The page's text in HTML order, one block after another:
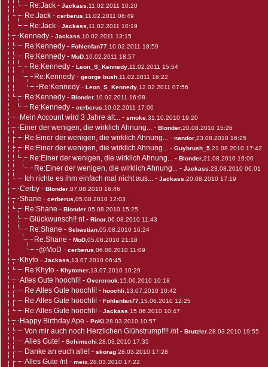
Re:Jack - Jackass ,11.02.2011 10:20
Re:Jack - cerberus ,11.02.2011 06:49
Re:Jack - Jackass ,11.02.2011 10:19
Kennedy - Jackass ,10.02.2011 13:15
Re:Kennedy - Fohlenfan77 ,10.02.2011 18:59
Re:Kennedy - MoD ,10.02.2011 18:57
Re:Kennedy - Leon_S_Kennedy ,11.02.2011 15:54
Re:Kennedy - george bush ,11.02.2011 16:22
Re:Kennedy - Leon_S_Kennedy ,12.02.2011 07:56
Re:Kennedy - Blonder ,10.02.2011 16:08
Re:Kennedy - cerberus ,10.02.2011 17:06
Mein Account wird 3 Jahre alt... - smoke ,31.10.2010 19:20
Einer der wenigen, die wirklich Ahnung... - Blonder ,20.08.2010 15:26
Re:Einer der wenigen, die wirklich Ahnung... - nandor ,23.08.2010 16:25
Re:Einer der wenigen, die wirklich Ahnung... - Guybrush_5 ,21.08.2010 17:42
Re:Einer der wenigen, die wirklich Ahnung... - Blonder ,21.08.2010 19:00
Re:Einer der wenigen, die wirklich Ahnung... - Jackass ,23.08.2010 06:01
Ich richte es ihm einfach mal nicht aus... - Jackass ,20.08.2010 17:19
Cerby - Blonder ,07.08.2010 16:46
Shane - cerberus ,05.08.2010 12:03
Re:Shane - Blonder ,05.08.2010 15:25
Glückwunsch!! nt- Rinor ,06.08.2010 11:43
Re:Shane - Sebastian ,05.08.2010 16:24
Re:Shane - MoD ,05.08.2010 21:18
@MoD - cerberus ,06.08.2010 11:09
Khyto - Jackass ,13.07.2010 06:45
Re:Khyto - Khytomer ,13.07.2010 10:29
Alles Gute hoochli! - Overcrook ,15.06.2010 10:18
Re:Alles Gute hoochli! - hoochli ,13.07.2010 10:42
Re:Alles Gute hoochli! - Fohlenfan77 ,15.06.2010 12:25
Re:Alles Gute hoochli! - Jackass ,15.06.2010 10:47
Happy Birthday Ape - PoKi ,28.03.2010 10:57
Von mir auch noch Herzlichen Glühstrumpf!!! /nt- Brutzler ,28.03.2010 19:55
Alles Gute! - Schimschi ,28.03.2010 17:35
Danke an euch alle! - skorag ,28.03.2010 17:28
Alles Gute /nt- meix ,28.03.2010 17:22